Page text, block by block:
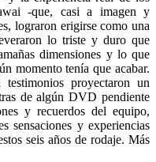
-que, casi a imagen y
lograron erigirse como una
lo triste y duro que
dimensiones y lo que
momento tenía que acabar.
proyectaron un
de algún DVD pendiente
y recuerdos del equipo,
sensaciones y experiencias
seis años de rodaje. Más